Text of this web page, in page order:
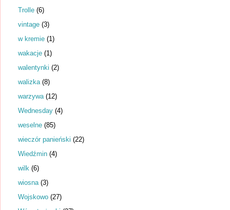
Trolle (6)
vintage (3)
w kremie (1)
wakacje (1)
walentynki (2)
walizka (8)
warzywa (12)
Wednesday (4)
weselne (85)
wieczór panieński (22)
Wiedźmin (4)
wilk (6)
wiosna (3)
Wojskowo (27)